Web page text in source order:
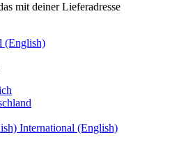
mit deiner Lieferadresse
(English)
International (English)